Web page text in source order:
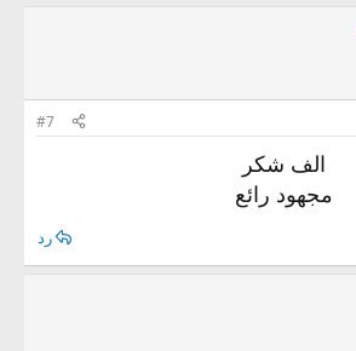
#7
الف شكر
مجهود رائع
رد